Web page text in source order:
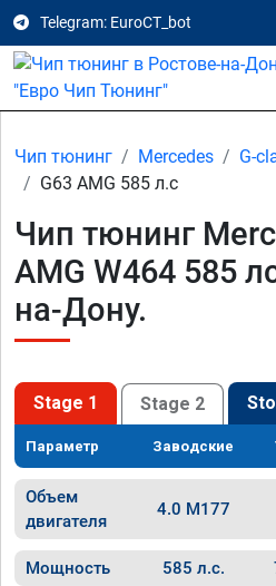
Telegram: EuroCT_bot
Чип тюнинг Mercedes G-
G63 AMG 585 л.с
Чип тюнинг
AMG W464 585
на-Дону.
Stage 1 Stage 2
Параметр Заводские
Объем
двигателя
4.0 M177
Мощность 585 л.с.